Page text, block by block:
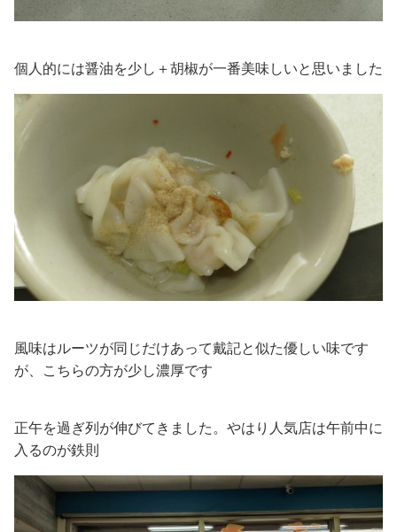
個人的には醤油を少し＋胡椒が一番美味しいと思いました
風味はルーツが同じだけあって戴記と似た優しい味です
が、こちらの方が少し濃厚です
正午を過ぎ列が伸びてきました。やはり人気店は午前中に
入るのが鉄則